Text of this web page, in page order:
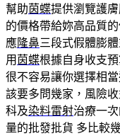
幫助茵蝶提供瀏覽護
的價格帶給妳高品質
應隆鼻三段式假體膨
用 茵蝶根據自身收支
很不容易讓你選擇相
該要多問幾家，風險
科及染料雷射治療一
量的批發批貨 多比較